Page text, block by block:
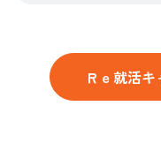
Ｒｅ就活